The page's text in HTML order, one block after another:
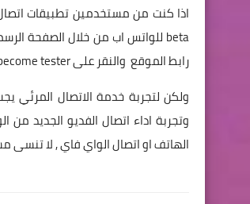
اذا كنت من مستخدمينتطبيقات
beta للواتس اب من خلال الصفحة الرسمية للشركة كما ذكرنا سابقاً في
رابط الموقع والنقر على become tester او تحميل النسخة " WhatsApp 2.16.318 " بصيغة
ولكن لتجربة خدمة الاتصال
وتجربة اداء اتصال الفديو الجديد
الهاتف او اتصال الواي فاي , لا تنسى